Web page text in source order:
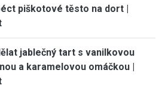
piškotové těsto na dort |
jablečný tart s vanilkovou
a karamelovou omáčkou |